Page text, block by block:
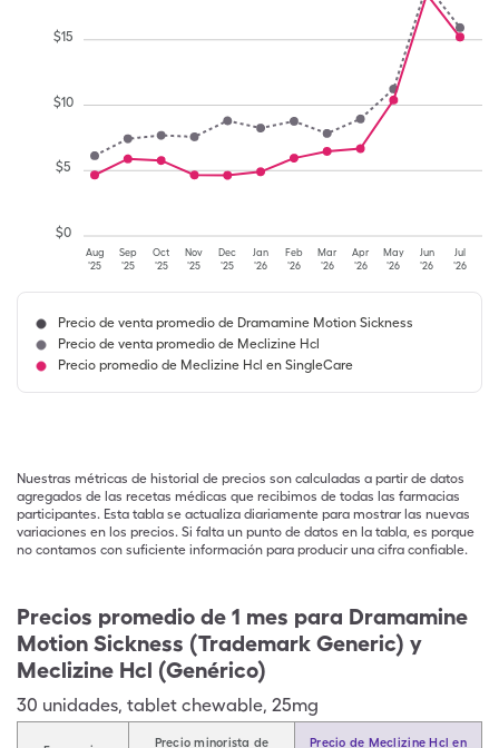
Aug
'25
Sep
'25
Oct
'25
Nov
'25
Dec
'25
Jan
'26
Feb
'26
Mar
'26
Apr
'26
May
'26
Jun
'26
Jul
'26
$0
$5
$10
$15
Precio de venta promedio de Dramamine Motion Sickness
Precio de venta promedio de Meclizine Hcl
Precio promedio de Meclizine Hcl en SingleCare
Nuestras métricas de historial de precios son calculadas a partir de datos
agregados de las recetas médicas que recibimos de todas las farmacias
participantes. Esta tabla se actualiza diariamente para mostrar las nuevas
variaciones en los precios. Si falta un punto de datos en la tabla, es porque
no contamos con suficiente información para producir una cifra confiable.
Precios promedio de 1 mes para Dramamine
Motion Sickness (Trademark Generic) y
Meclizine Hcl (Genérico)
30 unidades, tablet chewable, 25mg
Precio minorista de Precio de Meclizine Hcl en